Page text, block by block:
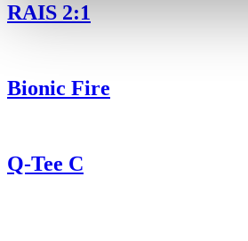
RAIS 2:1
Bionic Fire
Q-Tee C